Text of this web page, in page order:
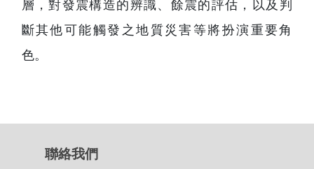
Palert強震儀所記錄的即時觀測震度資訊來
算得到台灣地區震度分佈圖等。包括地質圖
斷其他可能觸發之地質災害等將扮演重要
色。